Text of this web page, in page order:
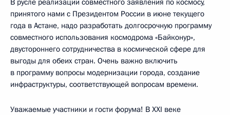
принятого нами с Президентом России в июне текущего
года в Астане, надо разработать долгосрочную программу
совместного использования космодрома «Байконур»,
двустороннего сотрудничества в космической сфере для
выгоды для обеих стран. Очень важно включить
в программу вопросы модернизации города, создание
инфраструктуры, соответствующей вопросам времени.
Уважаемые участники и гости форума! В XXI веке